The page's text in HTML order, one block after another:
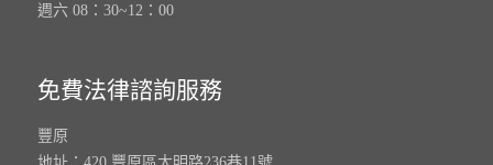
週六 08：30~12：00
免費法律諮詢服務
豐原